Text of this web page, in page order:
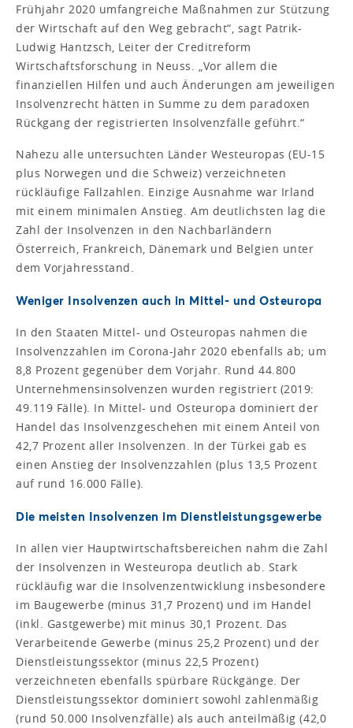
Frühjahr 2020 umfangreiche Maßnahmen zur Stützung
der Wirtschaft auf den Weg gebracht“, sagt Patrik-
Ludwig Hantzsch, Leiter der Creditreform
Wirtschaftsforschung in Neuss. „Vor allem die
finanziellen Hilfen und auch Änderungen am jeweiligen
Insolvenzrecht hätten in Summe zu dem paradoxen
Rückgang der registrierten Insolvenzfälle geführt.“
Nahezu alle untersuchten Länder Westeuropas (EU-15
plus Norwegen und die Schweiz) verzeichneten
rückläufige Fallzahlen. Einzige Ausnahme war Irland
mit einem minimalen Anstieg. Am deutlichsten lag die
Zahl der Insolvenzen in den Nachbarländern
Österreich, Frankreich, Dänemark und Belgien unter
dem Vorjahresstand.
Weniger Insolvenzen auch in Mittel- und Osteuropa
In den Staaten Mittel- und Osteuropas nahmen die
Insolvenzzahlen im Corona-Jahr 2020 ebenfalls ab; um
8,8 Prozent gegenüber dem Vorjahr. Rund 44.800
Unternehmensinsolvenzen wurden registriert (2019:
49.119 Fälle). In Mittel- und Osteuropa dominiert der
Handel das Insolvenzgeschehen mit einem Anteil von
42,7 Prozent aller Insolvenzen. In der Türkei gab es
einen Anstieg der Insolvenzzahlen (plus 13,5 Prozent
auf rund 16.000 Fälle).
Die meisten Insolvenzen im Dienstleistungsgewerbe
In allen vier Hauptwirtschaftsbereichen nahm die Zahl
der Insolvenzen in Westeuropa deutlich ab. Stark
rückläufig war die Insolvenzentwicklung insbesondere
im Baugewerbe (minus 31,7 Prozent) und im Handel
(inkl. Gastgewerbe) mit minus 30,1 Prozent. Das
Verarbeitende Gewerbe (minus 25,2 Prozent) und der
Dienstleistungssektor (minus 22,5 Prozent)
verzeichneten ebenfalls spürbare Rückgänge. Der
Dienstleistungssektor dominiert sowohl zahlenmäßig
(rund 50.000 Insolvenzfälle) als auch anteilmäßig (42,0